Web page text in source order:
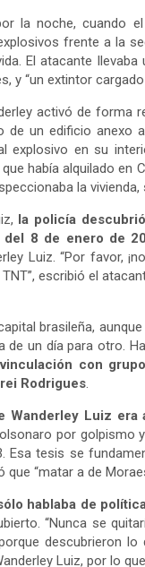
la noche, cuando
frente a la
El atacante
y “un extintor
activó de
un edificio anexo
explosivo en su
había alquilado en
la vivienda,
la policía
del 8 de enero de
Luiz. “Por favor,
escribió el
brasileña,
de un día para otro.
con
Rodrigues.
Wanderley Luiz
por golpismo
tesis se
“matar a de
hablaba de
“Nunca se
descubrieron
Luiz, por lo